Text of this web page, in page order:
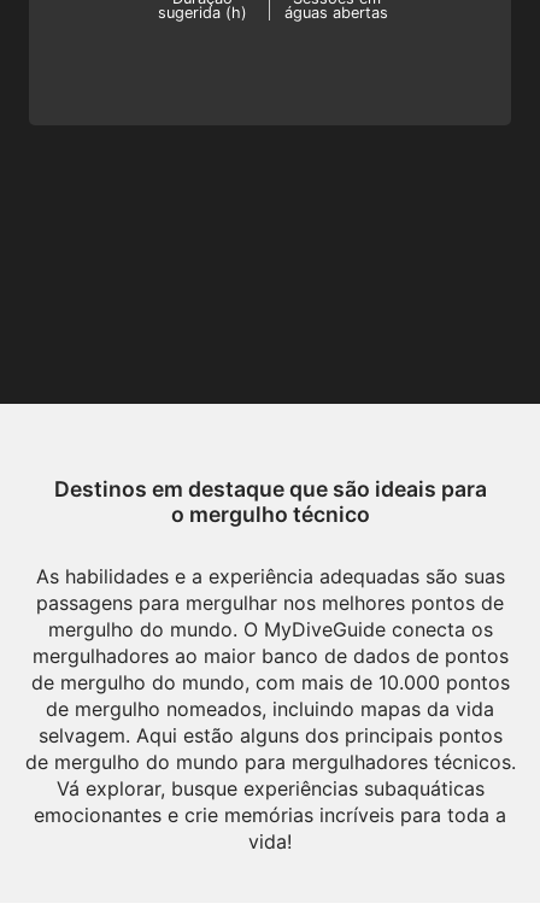
CCR!
sugerida (h)
águas abertas
Destinos em destaque que são ideais para
o mergulho técnico
As habilidades e a experiência adequadas são suas
passagens para mergulhar nos melhores pontos de
mergulho do mundo. O MyDiveGuide conecta os
mergulhadores ao maior banco de dados de pontos
de mergulho do mundo, com mais de 10.000 pontos
de mergulho nomeados, incluindo mapas da vida
selvagem. Aqui estão alguns dos principais pontos
de mergulho do mundo para mergulhadores técnicos.
Vá explorar, busque experiências subaquáticas
emocionantes e crie memórias incríveis para toda a
vida!